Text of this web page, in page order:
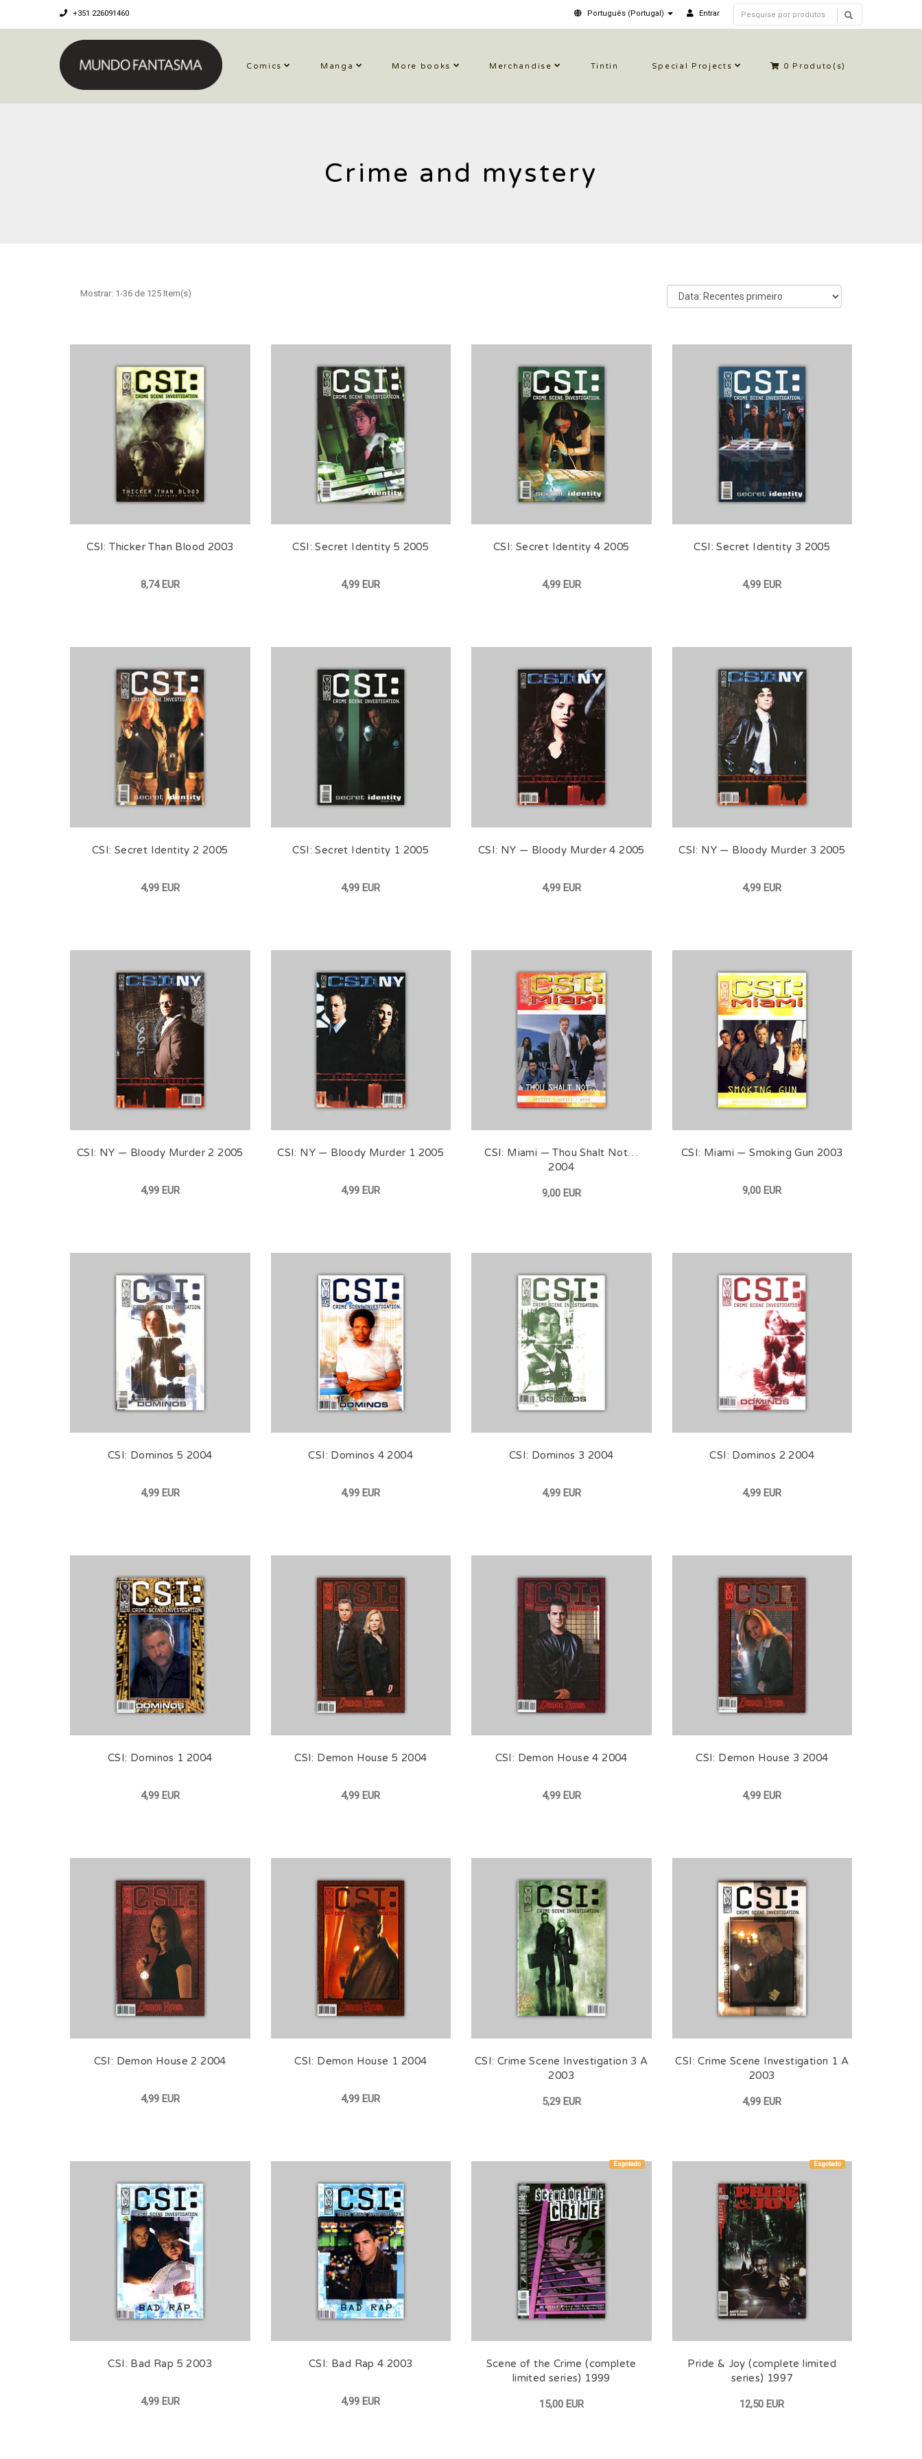
+351 226091460 Português (Portugal) Entrar
Comics Manga More books Merchandise Tintin Special Projects 0 Produto(s)
Crime and mystery
Mostrar: 1-36 de 125 Item(s)
CSI: Thicker Than Blood 2003
8,74 EUR
CSI: Secret Identity 5 2005
4,99 EUR
CSI: Secret Identity 4 2005
4,99 EUR
CSI: Secret Identity 3 2005
4,99 EUR
CSI: Secret Identity 2 2005
4,99 EUR
CSI: Secret Identity 1 2005
4,99 EUR
CSI: NY — Bloody Murder 4 2005
4,99 EUR
CSI: NY — Bloody Murder 3 2005
4,99 EUR
CSI: NY — Bloody Murder 2 2005
4,99 EUR
CSI: NY — Bloody Murder 1 2005
4,99 EUR
CSI: Miami — Thou Shalt Not…
2004
9,00 EUR
CSI: Miami — Smoking Gun 2003
9,00 EUR
CSI: Dominos 5 2004
4,99 EUR
CSI: Dominos 4 2004
4,99 EUR
CSI: Dominos 3 2004
4,99 EUR
CSI: Dominos 2 2004
4,99 EUR
CSI: Dominos 1 2004
4,99 EUR
CSI: Demon House 5 2004
4,99 EUR
CSI: Demon House 4 2004
4,99 EUR
CSI: Demon House 3 2004
4,99 EUR
CSI: Demon House 2 2004
4,99 EUR
CSI: Demon House 1 2004
4,99 EUR
CSI: Crime Scene Investigation 3 A
2003
5,29 EUR
CSI: Crime Scene Investigation 1 A
2003
4,99 EUR
CSI: Bad Rap 5 2003
4,99 EUR
CSI: Bad Rap 4 2003
4,99 EUR
Esgotado
Scene of the Crime (complete
limited series) 1999
15,00 EUR
Esgotado
Pride & Joy (complete limited
series) 1997
12,50 EUR